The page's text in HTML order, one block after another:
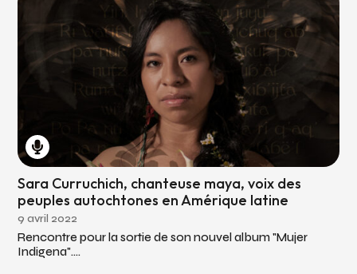
Sara Curruchich, chanteuse maya, voix des
peuples autochtones en Amérique latine
9 avril 2022
Rencontre pour la sortie de son nouvel album "Mujer
Indigena"....